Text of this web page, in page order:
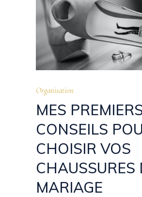
Organisation
MES
CONSEILS
CHOISIR VOS
CHAUSSURES
MARIAGE